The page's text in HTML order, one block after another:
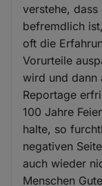
verstehe,
befremdlich
oft die
Vorurteile
wird und dann
Reportage
100 Jahre
halte, so
negativen
auch wieder
Menschen